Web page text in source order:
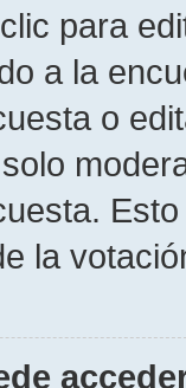
para
a la
o
la